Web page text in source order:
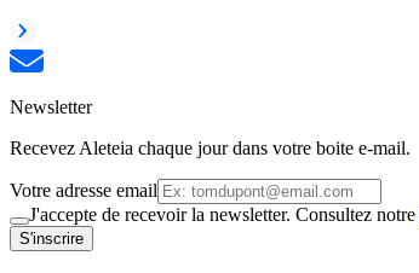
Newsletter
Recevez Aleteia chaque jour dans votre boite e-mail.
Votre adresse email
J'accepte de recevoir la newsletter. Consultez notre
S'inscrire